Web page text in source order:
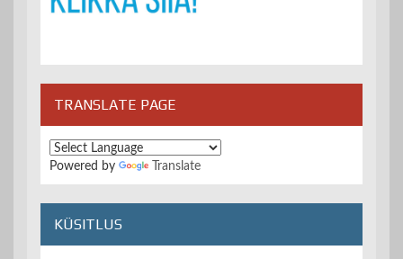
TRANSLATE PAGE
Powered by Translate
KÜSITLUS